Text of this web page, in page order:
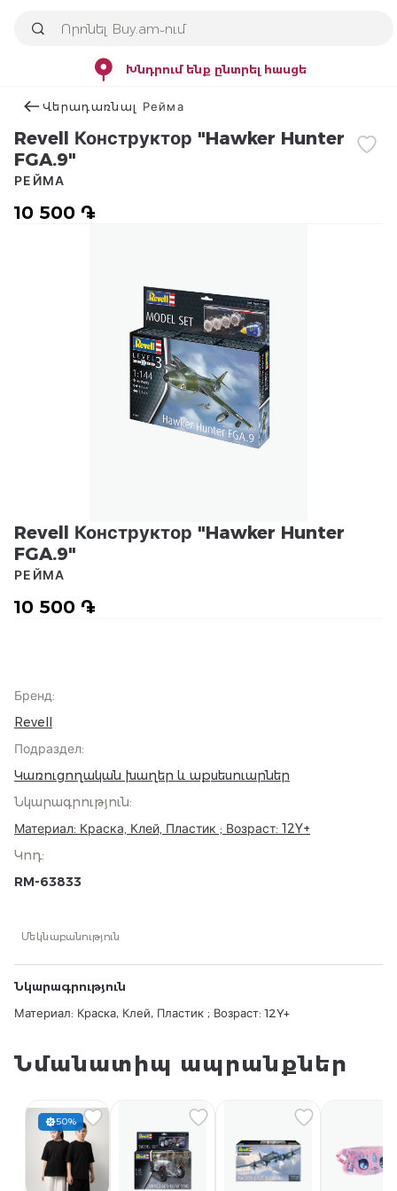
Խնդրում ենք ընտրել հասցե
Վերադառնալ Рейма
Revell Конструктор "Hawker Hunter
FGA.9"
10 500 ֏
РЕЙМА
Revell Конструктор "Hawker Hunter
FGA.9"
10 500 ֏
РЕЙМА
Бренд:
Revell
Подраздел:
Կառուցողական խաղեր և աքսեսուարներ
Նկարագրություն:
Материал: Краска, Клей, Пластик ; Возраст: 12Y+
Կոդ:
RM-63833
Մեկնաբանություն
Նկարագրություն
Материал: Краска, Клей, Пластик ; Возраст: 12Y+
Նմանատիպ ապրանքներ
50%